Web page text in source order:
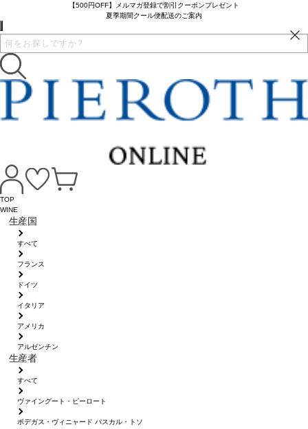
【500円OFF】メルマガ登録で割引クーポンプレゼント
夏季期間クール便配送のご案内
TOP
WINE
生産国
すべて
フランス
ドイツ
イタリア
アメリカ
アルゼンチン
生産者
すべて
ヴァイングート・ピーロート
ボデガス・ヴィニャード パスカル・トソ